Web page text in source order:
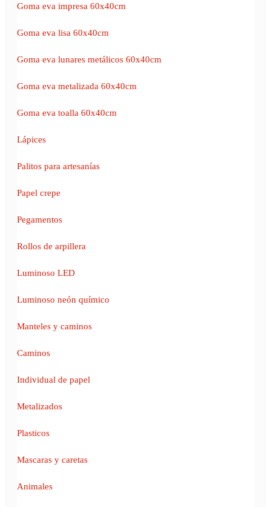
Goma eva impresa 60x40cm
Goma eva lisa 60x40cm
Goma eva lunares metálicos 60x40cm
Goma eva metalizada 60x40cm
Goma eva toalla 60x40cm
Lápices
Palitos para artesanías
Papel crepe
Pegamentos
Rollos de arpillera
Luminoso LED
Luminoso neón químico
Manteles y caminos
Caminos
Individual de papel
Metalizados
Plasticos
Mascaras y caretas
Animales